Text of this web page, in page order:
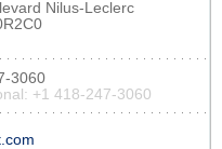
Nilus-Leclerc
3060
+1 418-247-3060